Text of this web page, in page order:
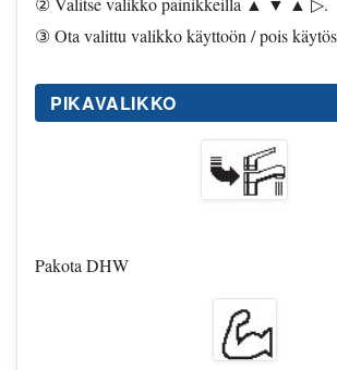
③ Ota valittu valikko käyttoön / pois
PIKAVALIKKO
Pakota DHW